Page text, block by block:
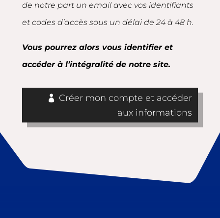
de notre part un email avec vos identifiants
et codes d’accès sous un délai de 24 à 48 h.
Vous pourrez alors vous identifier et
accéder à l’intégralité de notre site.
Créer mon compte et accéder
aux informations